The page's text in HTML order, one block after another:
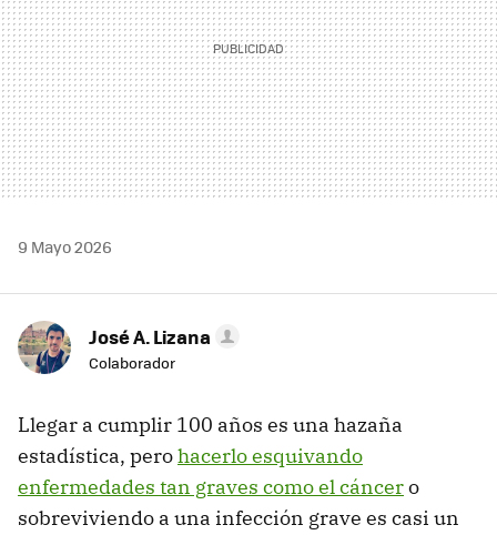
9 Mayo 2026
José A. Lizana
Colaborador
Llegar a cumplir 100 años es una hazaña
estadística, perohacerlo esquivando
enfermedades tan graves como el cáncero
sobreviviendo a una infección grave es casi un